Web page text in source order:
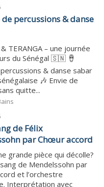
de percussions & danse
TERANGA – une journée
du Sénégal 🇸🇳 🪘
& danse sabar
🎶 Envie de
quitte...
de Félix
par Chœur accord
grande pièce qui décolle?
de Mendelssohn par
et l’orchestre
Interprétation avec